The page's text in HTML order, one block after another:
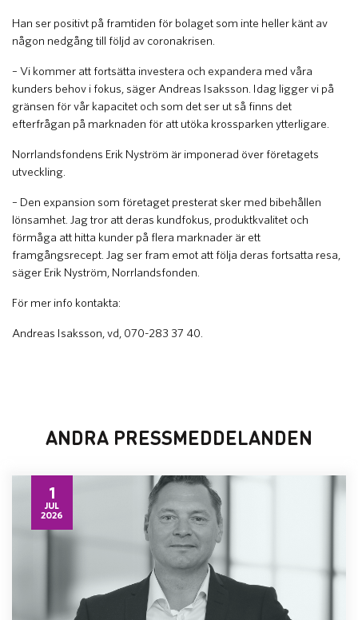
Han ser positivt på framtiden för bolaget som inte heller känt av
någon nedgång till följd av coronakrisen.
– Vi kommer att fortsätta investera och expandera med våra
kunders behov i fokus, säger Andreas Isaksson. Idag ligger vi på
gränsen för vår kapacitet och som det ser ut så finns det
efterfrågan på marknaden för att utöka krossparken ytterligare.
Norrlandsfondens Erik Nyström är imponerad över företagets
utveckling.
– Den expansion som företaget presterat sker med bibehållen
lönsamhet. Jag tror att deras kundfokus, produktkvalitet och
förmåga att hitta kunder på flera marknader är ett
framgångsrecept. Jag ser fram emot att följa deras fortsatta resa,
säger Erik Nyström, Norrlandsfonden.
För mer info kontakta:
Andreas Isaksson, vd, 070-283 37 40.
ANDRA PRESSMEDDELANDEN
1
JUL
2026